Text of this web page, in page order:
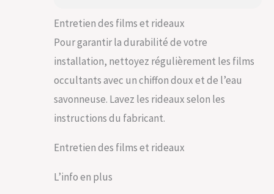
Entretien des films et rideaux
Pour garantir la durabilité de votre
installation, nettoyez régulièrement les films
occultants avec un chiffon doux et de l’eau
savonneuse. Lavez les rideaux selon les
instructions du fabricant.
Entretien des films et rideaux
L’info en plus